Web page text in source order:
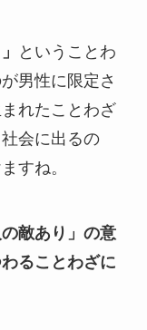
ということわ
男性に限定さ
れたことわざ
会に出るの
すね。
敵あり」の意
ることわざに